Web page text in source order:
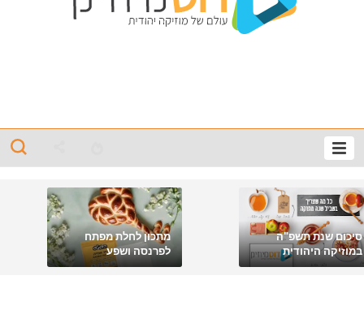
סיכום שנת תשפ"ה
במוזיקה היהודית
מתכון לחלת מפתח
לפרנסה ושפע